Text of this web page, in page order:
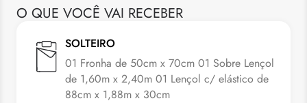
O QUE VOCÊ VAI RECEBER
SOLTEIRO
01 Fronha de 50cm x 70cm 01 Sobre Lençol
de 1,60m x 2,40m 01 Lençol c/ elástico de
88cm x 1,88m x 30cm